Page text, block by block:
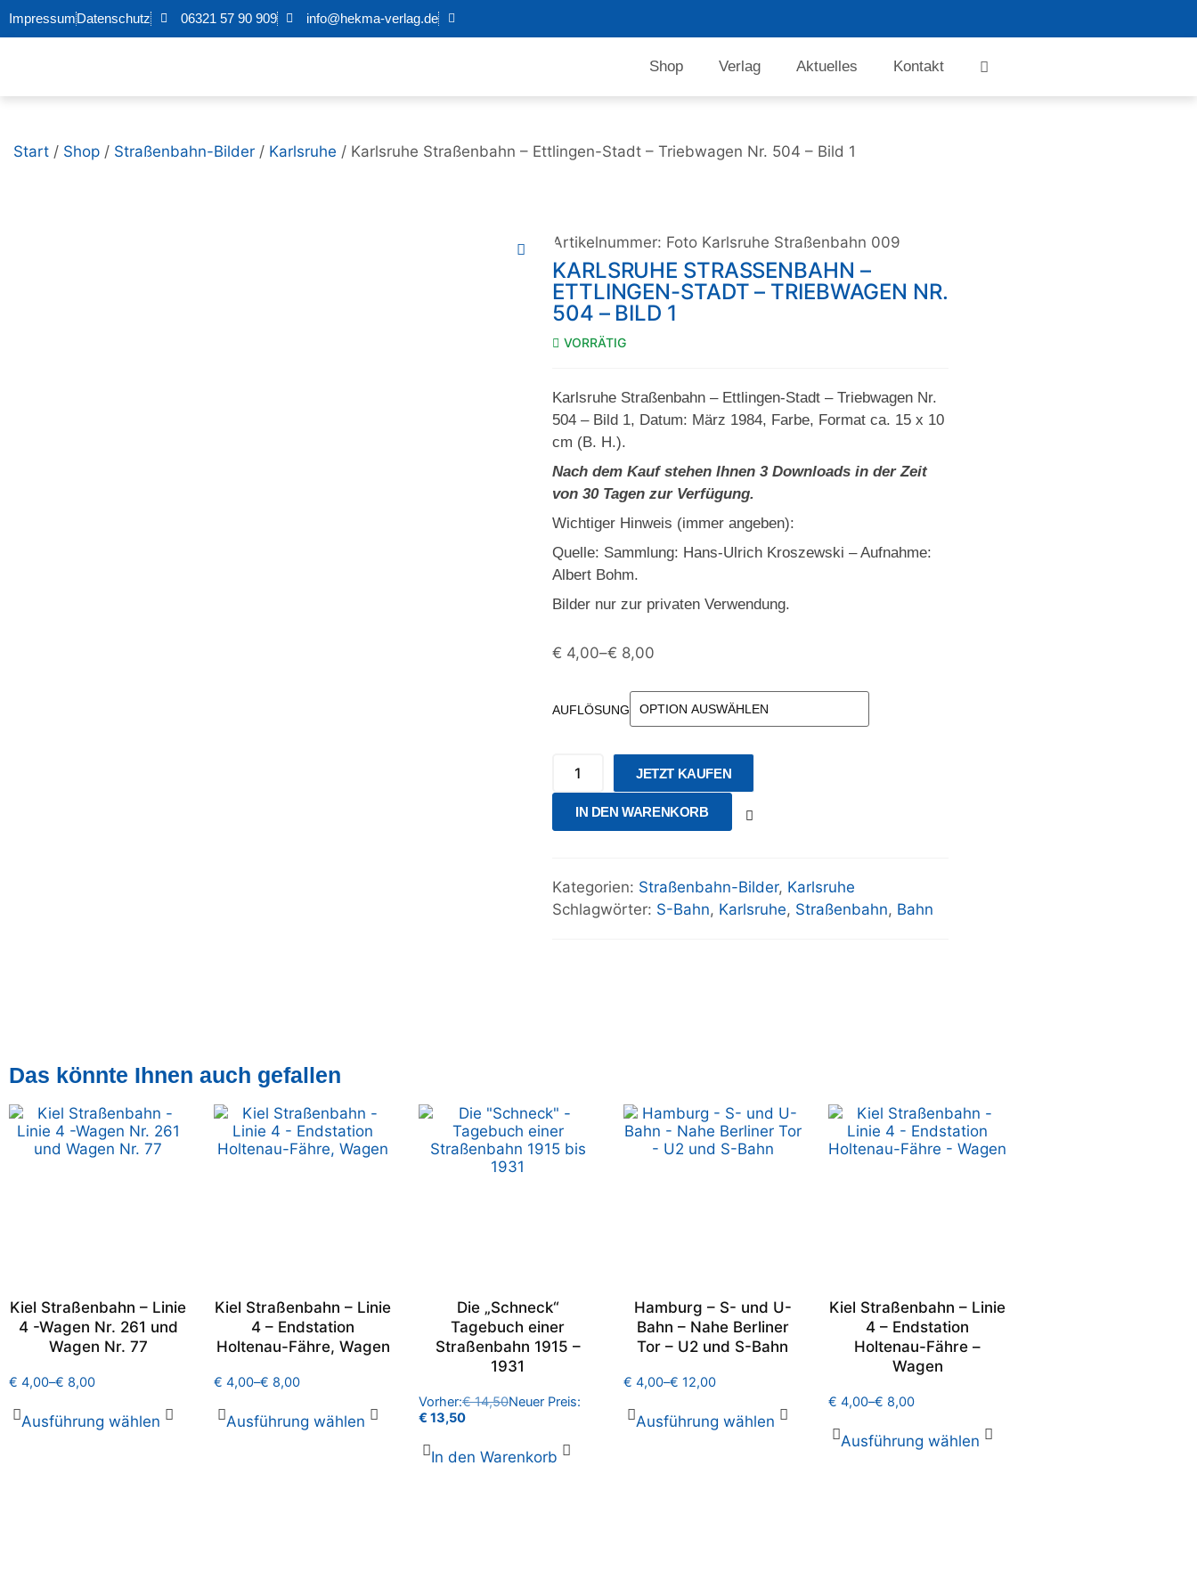
ImpressumDatenschutz 06321 57 90 909 info@hekma-verlag.de
Shop Verlag Aktuelles Kontakt
Start / Shop / Straßenbahn-Bilder / Karlsruhe / Karlsruhe Straßenbahn – Ettlingen-Stadt – Triebwagen Nr. 504 – Bild 1
Artikelnummer: Foto Karlsruhe Straßenbahn 009
KARLSRUHE STRASSENBAHN – E
TTLINGEN-STADT – TRIEBWAGEN NR. 5
04 – BILD 1
VORRÄTIG
Karlsruhe Straßenbahn – Ettlingen-Stadt – Triebwagen Nr.
504 – Bild 1, Datum: März 1984, Farbe, Format ca. 15 x 10
cm (B. H.).
Nach dem Kauf stehen Ihnen 3 Downloads in der Zeit
von 30 Tagen zur Verfügung.
Wichtiger Hinweis (immer angeben):
Quelle: Sammlung: Hans-Ulrich Kroszewski – Aufnahme:
Albert Bohm.
Bilder nur zur privaten Verwendung.
€ 4,00–€ 8,00
AUFLÖSUNG
JETZT KAUFEN
IN DEN WARENKORB
Kategorien: Straßenbahn-Bilder, Karlsruhe
Schlagwörter: S-Bahn, Karlsruhe, Straßenbahn, Bahn
Das könnte Ihnen auch gefallen
Kiel Straßenbahn – Linie
4 -Wagen Nr. 261 und
Wagen Nr. 77
€ 4,00–€ 8,00
Ausführung wählen
Kiel Straßenbahn – Linie
4 – Endstation
Holtenau-Fähre, Wagen
€ 4,00–€ 8,00
Ausführung wählen
Die „Schneck“
Tagebuch einer
Straßenbahn 1915 –
1931
Vorher:€14,50Neuer Preis:
€ 13,50
In den Warenkorb
Hamburg – S- und U-
Bahn – Nahe Berliner
Tor – U2 und S-Bahn
€ 4,00–€ 12,00
Ausführung wählen
Kiel Straßenbahn – Linie
4 – Endstation
Holtenau-Fähre –
Wagen
€ 4,00–€ 8,00
Ausführung wählen